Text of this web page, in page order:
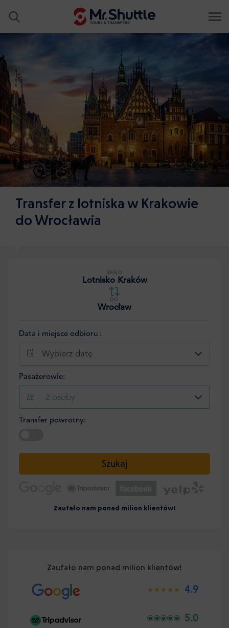
Transfer z lotniska w Krakowie
do Wrocławia
SKĄD
Lotnisko Kraków
DO
Wrocław
Data i miejsce odbioru :
Wybierz datę
Pasażerowie:
2 osoby
Transfer powrotny:
Szukaj
Zaufało nam ponad milion klientów!
Zaufało nam ponad milion klientów!
4.9
5.0